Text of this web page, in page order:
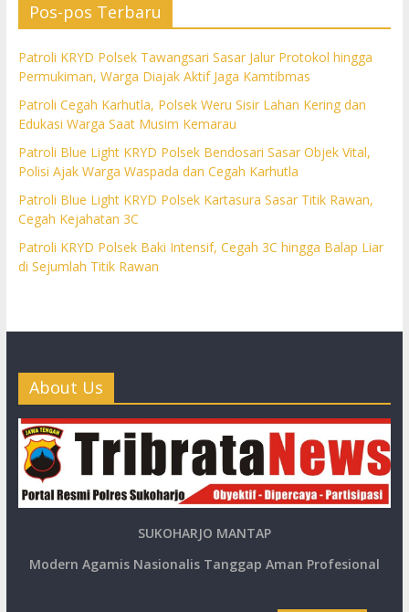
Pos-pos Terbaru
Patroli KRYD Polsek Tawangsari Sasar Jalur Protokol hingga
Permukiman, Warga Diajak Aktif Jaga Kamtibmas
Patroli Cegah Karhutla, Polsek Weru Sisir Lahan Kering dan
Edukasi Warga Saat Musim Kemarau
Patroli Blue Light KRYD Polsek Bendosari Sasar Objek Vital,
Polisi Ajak Warga Waspada dan Cegah Karhutla
Patroli Blue Light KRYD Polsek Kartasura Sasar Titik Rawan,
Cegah Kejahatan 3C
Patroli KRYD Polsek Baki Intensif, Cegah 3C hingga Balap Liar
di Sejumlah Titik Rawan
About Us
SUKOHARJO MANTAP
Modern Agamis Nasionalis Tanggap Aman Profesional